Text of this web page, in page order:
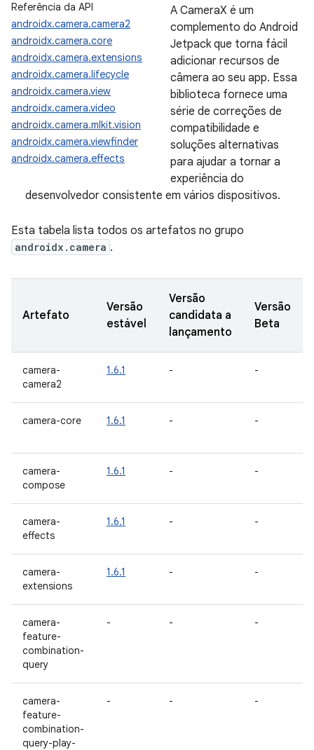
Referência da API
androidx.camera.camera2
androidx.camera.core
androidx.camera.extensions
androidx.camera.lifecycle
androidx.camera.view
androidx.camera.video
androidx.camera.mlkit.vision
androidx.camera.viewfinder
androidx.camera.effects
A CameraX é um
complemento do Android
Jetpack que torna fácil
adicionar recursos de
câmera ao seu app. Essa
biblioteca fornece uma
série de correções de
compatibilidade e
soluções alternativas
para ajudar a tornar a
experiência do
desenvolvedor consistente em vários dispositivos.
Esta tabela lista todos os artefatos no grupo
androidx.camera .
Artefato
Versão
estável
Versão
candidata a
lançamento
Versão
Beta
camera-
camera2
1.6.1 - -
camera-core 1.6.1 - -
camera-
compose
1.6.1 - -
camera-
effects
1.6.1 - -
camera-
extensions
1.6.1 - -
camera-
feature-
combination-
query
- - -
camera-
feature-
combination-
query-play-
- - -